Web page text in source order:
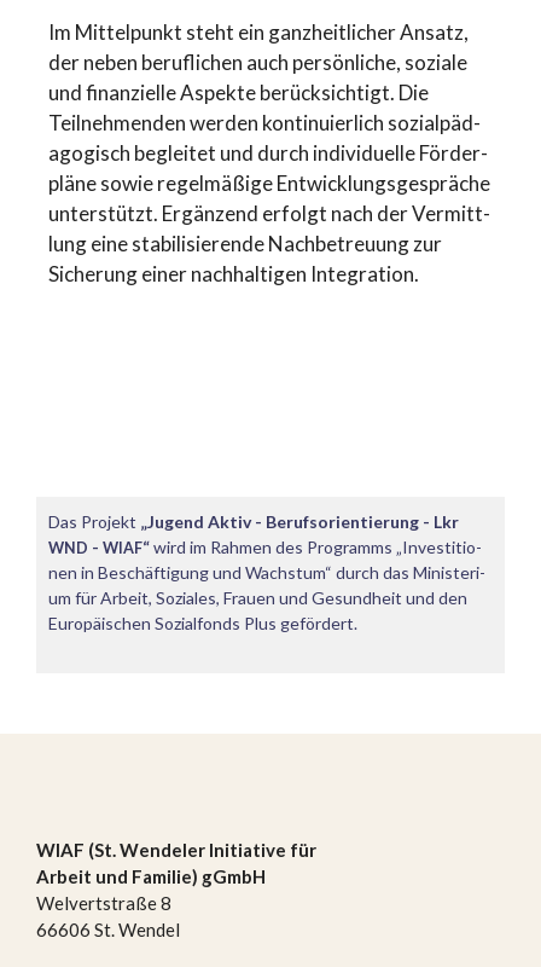
Im Mittel­punkt steht ein ganzheit­li­cher Ansatz,
der neben beruf­li­chen auch persön­li­che, soziale
und finan­zi­el­le Aspekte berück­sich­tigt. Die
Teilneh­men­den werden konti­nu­ier­lich sozial­päd­
ago­gisch begleitet und durch indivi­du­el­le Förder­
plä­ne sowie regel­mä­ßi­ge Entwick­lungs­ge­sprä­che
unter­stützt. Ergänzend erfolgt nach der Vermitt­
lung eine stabi­li­sie­ren­de Nachbe­treu­ung zur
Sicherung einer nachhal­ti­gen Integration.
Das Projekt „Jugend Aktiv - Berufs­ori­en­tie­rung - Lkr
WND - WIAF“wird im Rahmen des Programms „Inves­ti­tio­
nen in Beschäf­ti­gung und Wachstum“ durch das Minis­te­ri­
um für Arbeit, Soziales, Frauen und Gesund­heit und den
Europäi­schen Sozial­fonds Plus gefördert.
WIAF (St. Wendeler Initiative für
Arbeit und Familie) gGmbH
Welvertstraße 8
66606 St. Wendel